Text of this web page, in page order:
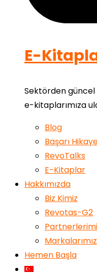
E-
Sektörden
e-kitaplarımıza
Blog
Başarı
RevoTalks
E-Kitaplar
Hakkımızda
Biz Kimiz
Revotas-G2
Markalarımız
Hemen Başla